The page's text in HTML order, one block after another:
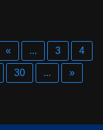
« ... 3 4
30 ... »